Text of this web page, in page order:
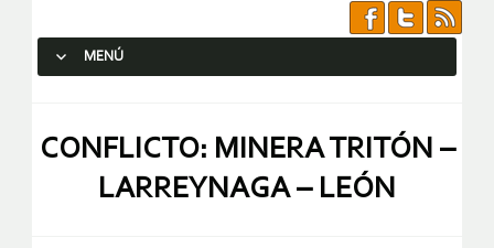
MENÚ
CONFLICTO: MINERA TRITÓN –
LARREYNAGA – LEÓN